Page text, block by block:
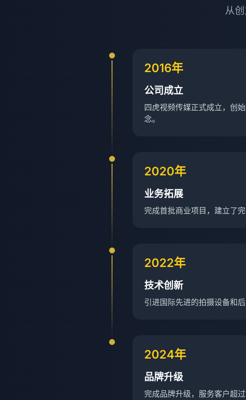
从
2016年
公司成立
四虎视频传媒正式成立，创
念。
2020年
业务拓展
完成首批商业项目，建立了
2022年
技术创新
引进国际先进的拍摄设备和
2024年
品牌升级
完成品牌升级，服务客户超